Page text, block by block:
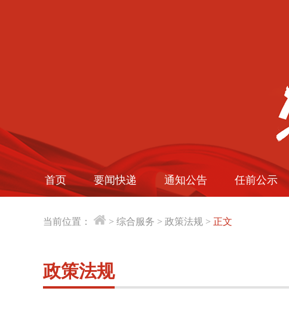
首页 要闻快递 通知公告 任前公示
当前位置： > 综合服务 > 政策法规 > 正文
政策法规